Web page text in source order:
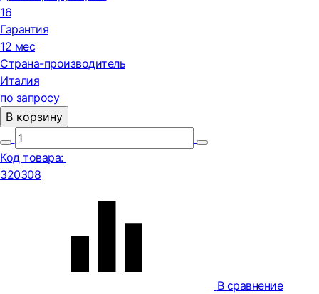
16
Гарантия
12 мес
Страна-производитель
Италия
по запросу
В корзину
Код товара:
320308
В сравнение